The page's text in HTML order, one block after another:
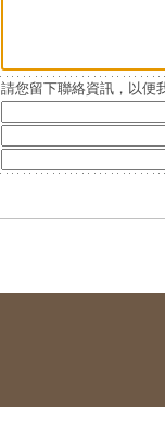
請您留下聯絡資訊，以便